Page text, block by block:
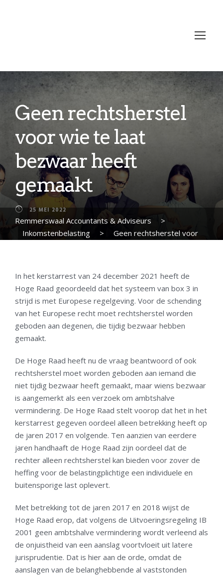
Geen rechtsherstel
voor wie te laat
bezwaar heeft
gemaakt
25 MEI 2022
Remmerswaal Accountants & Adviseurs
>
Inkomstenbelasting
>
Geen rechtsherstel voor
In het kerstarrest van 24 december 2021 heeft de
Hoge Raad geoordeeld dat het systeem van box 3 in
strijd is met Europese regelgeving. Voor de schending
van het Europese recht moet rechtsherstel worden
geboden aan degenen, die tijdig bezwaar hebben
gemaakt.
De Hoge Raad heeft nu de vraag beantwoord of ook
rechtsherstel moet worden geboden aan iemand die
niet tijdig bezwaar heeft gemaakt, maar wiens bezwaar
is aangemerkt als een verzoek om ambtshalve
vermindering. De Hoge Raad stelt voorop dat het in het
kerstarrest gegeven oordeel alleen betrekking heeft op
de jaren 2017 en volgende. Ten aanzien van eerdere
jaren handhaaft de Hoge Raad zijn oordeel dat de
rechter alleen rechtsherstel kan bieden voor zover de
heffing voor de belastingplichtige een individuele en
buitensporige last oplevert.
Met betrekking tot de jaren 2017 en 2018 wijst de
Hoge Raad erop, dat volgens de Uitvoeringsregeling IB
2001 geen ambtshalve vermindering wordt verleend als
de onjuistheid van een aanslag voortvloeit uit latere
jurisprudentie. Dat is hier aan de orde, omdat de
aanslagen van de belanghebbende al vaststonden